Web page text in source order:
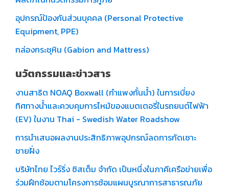
อุปกรณ์ป้องกันส่วนบุคคล (Personal Protective
Equipment, PPE)
กล่องกระชุหิน (Gabion and Mattress)
นวัตกรรมและข่าวสาร
งานสาธิต NOAQ Boxwall (กำแพงกั้นน้ำ) ในการเบี่ยง
ทิศทางน้ำและควบคุมการไหม้ของแบตเตอรี่ในรถยนต์ไฟฟ้า
(EV) ในงาน Thai - Swedish Water Roadshow
การนำเสนอผลงานประสิทธิภาพอุปกรณ์ลดการกัดเซาะ
ชายฝั่ง
บริษัทไทย ไวร์ริ่ง ซิสเต็ม จำกัด เป็นหนึ่งในภาคีเครือข่ายเพื่อ
ร่วมฝึกซ้อมตามโครงการซ้อมแผนบูรณาการสาธารณภัย